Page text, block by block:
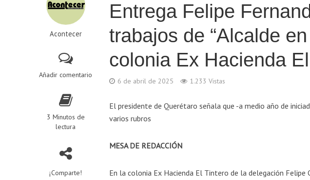
Acontecer
Añadir comentario
3 Minutos de
lectura
¡Comparte!
Entrega Felipe
trabajos de “Alcalde
colonia Ex Hacienda
6 de abril de 2025 1.233 Vistas
El presidente de Querétaro señala que -a medio año de
varios rubros
MESA DE REDACCIÓN
En la colonia Ex Hacienda El Tintero de la delegación